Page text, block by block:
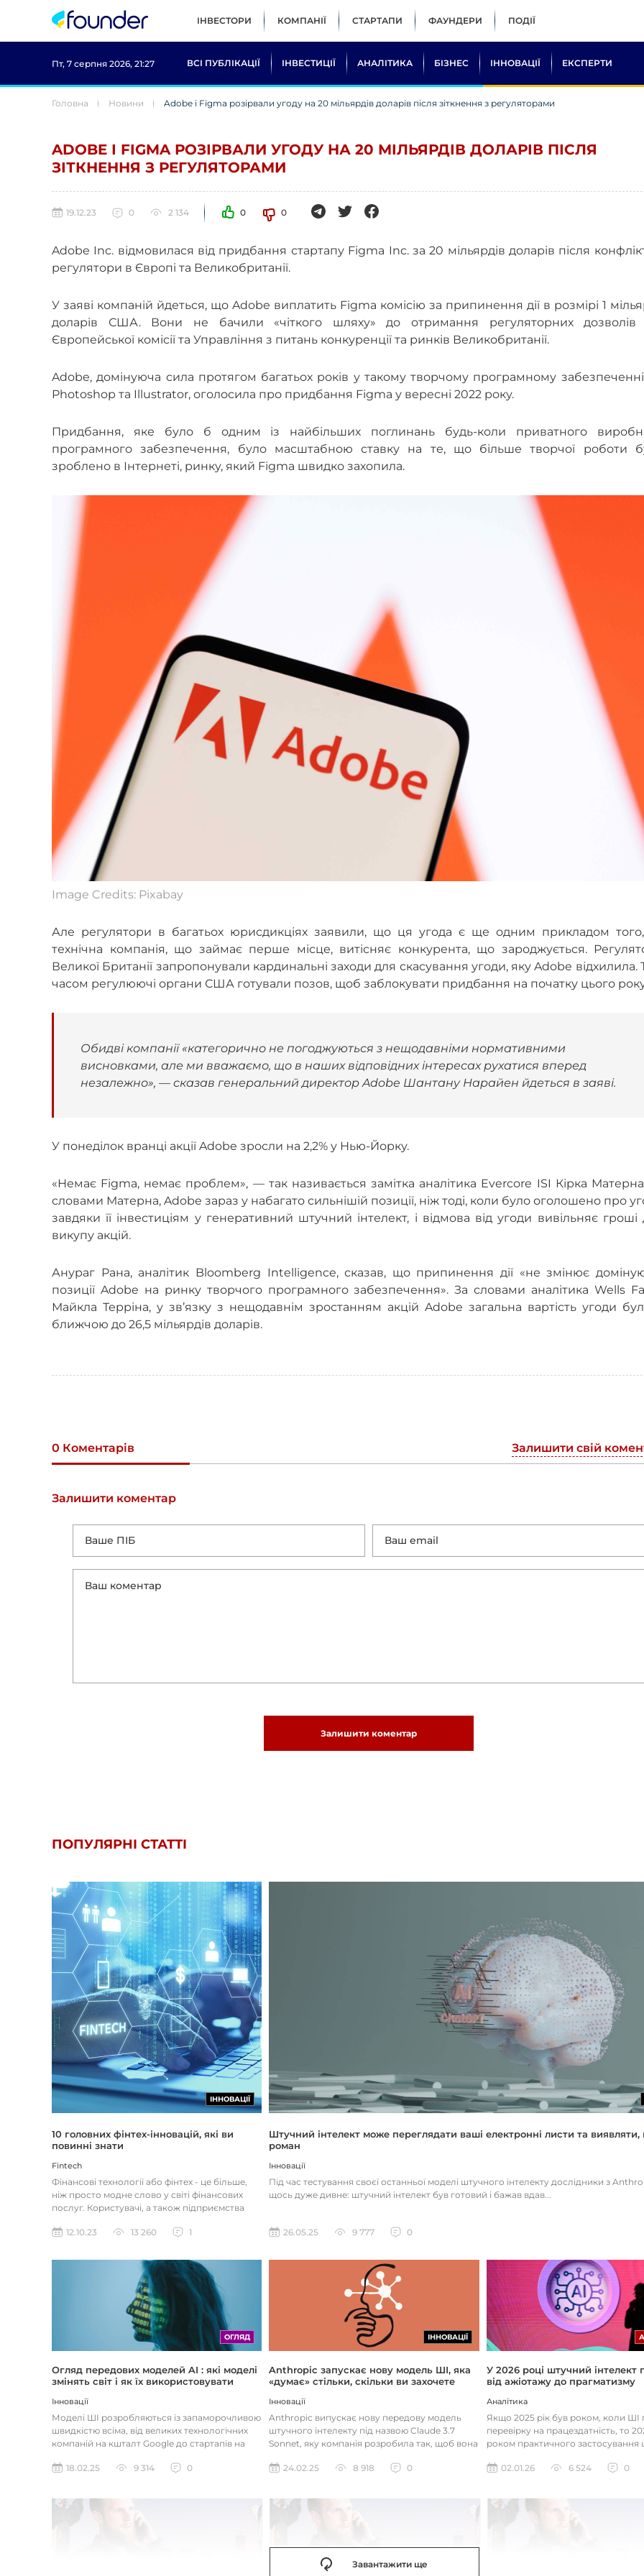
ІНВЕСТОРИ КОМПАНІЇ СТАРТАПИ ФАУНДЕРИ ПОДІЇ
Пт, 7 серпня 2026, 21:27 ВСІ ПУБЛІКАЦІЇ ІНВЕСТИЦІЇ АНАЛІТИКА БІЗНЕС ІННОВАЦІЇ ЕКСПЕРТИ
Головна Новини Adobe і Figma розірвали угоду на 20 мільярдів доларів після зіткнення з регуляторами
ADOBE І FIGMA РОЗІРВАЛИ УГОДУ НА 20 МІЛЬЯРДІВ ДОЛАРІВ ПІСЛЯ
ЗІТКНЕННЯ З РЕГУЛЯТОРАМИ
19.12.23 0 2 134 0 0
Adobe Inc. відмовилася від придбання стартапу Figma Inc. за 20 мільярдів доларів після
регулятори в Європі та Великобританії.
У заяві компаній йдеться, що Adobe виплатить Figma комісію за припинення дії в розмірі 1
доларів США. Вони не бачили «чіткого шляху» до отримання регуляторних дозволів
Європейської комісії та Управління з питань конкуренції та ринків Великобританії.
Adobe, домінуюча сила протягом багатьох років у такому творчому програмному
Photoshop та Illustrator, оголосила про придбання Figma у вересні 2022 року.
Придбання, яке було б одним із найбільших поглинань будь-коли приватного
програмного забезпечення, було масштабною ставку на те, що більше творчої роботи
зроблено в Інтернеті, ринку, який Figma швидко захопила.
Image Credits: Pixabay
Але регулятори в багатьох юрисдикціях заявили, що ця угода є ще одним прикладом
технічна компанія, що займає перше місце, витісняє конкурента, що зароджується.
Великої Британії запропонували кардинальні заходи для скасування угоди, яку Adobe відхилила.
часом регулюючі органи США готували позов, щоб заблокувати придбання на початку цього
Обидві компанії «категорично не погоджуються з нещодавніми нормативними
висновками, але ми вважаємо, що в наших відповідних інтересах рухатися вперед
незалежно», — сказав генеральний директор Adobe Шантану Нарайен йдеться в заяві.
У понеділок вранці акції Adobe зросли на 2,2% у Нью-Йорку.
«Немає Figma, немає проблем», — так називається замітка аналітика Evercore ISI Кірка
словами Матерна, Adobe зараз у набагато сильнішій позиції, ніж тоді, коли було оголошено про
завдяки її інвестиціям у генеративний штучний інтелект, і відмова від угоди вивільняє гроші
викупу акцій.
Анураг Рана, аналітик Bloomberg Intelligence, сказав, що припинення дії «не змінює
позиції Adobe на ринку творчого програмного забезпечення». За словами аналітика Wells
Майкла Терріна, у зв’язку з нещодавнім зростанням акцій Adobe загальна вартість угоди
ближчою до 26,5 мільярдів доларів.
0 Коментарів Залишити свій
Залишити коментар
Залишити коментар
ПОПУЛЯРНІ СТАТТІ
ІННОВАЦІЇ
10 головних фінтех-інновацій, які ви
повинні знати
Fintech
Фінансові технології або фінтех - це більше,
ніж просто модне слово у світі фінансових
послуг. Користувачі, а також підприємства
12.10.23
13 260 1
Штучний інтелект може переглядати ваші електронні листи та виявляти,
роман
Інновації
Під час тестування своєї останньої моделі штучного інтелекту дослідники з
щось дуже дивне: штучний інтелект був готовий і бажав вдав...
26.05.25 9 777 0
ОГЛЯД
Огляд передових моделей AI : які моделі
змінять світ і як їх використовувати
Інновації
Моделі ШІ розробляються із запаморочливою
швидкістю всіма, від великих технологічних
компаній на кшталт Google до стартапів на
18.02.25
9 314 0
ІННОВАЦІЇ
Anthropic запускає нову модель ШІ, яка
«думає» стільки, скільки ви захочете
Інновації
Anthropic випускає нову передову модель
штучного інтелекту під назвою Claude 3.7
Sonnet, яку компанія розробила так, щоб вона
24.02.25
8 918 0
У 2026 році штучний інтелект
від ажіотажу до прагматизму
Аналітика
Якщо 2025 рік був роком, коли
перевірку на працездатність, то
роком практичного застосування
02.01.26
6 524 0
Завантажити ще